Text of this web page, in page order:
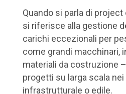
Quando si parla di
si riferisce alla gestione
carichi eccezionali per
come grandi macchinari,
materiali da costruzione
progetti su larga scala
infrastrutturale o edile.